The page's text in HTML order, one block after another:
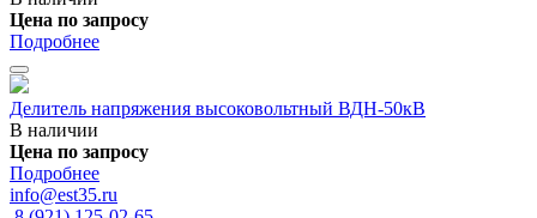
Цена по запросу
Подробнее
Делитель напряжения высоковольтный ВДН-50кВ
В наличии
Цена по запросу
Подробнее
info@est35.ru